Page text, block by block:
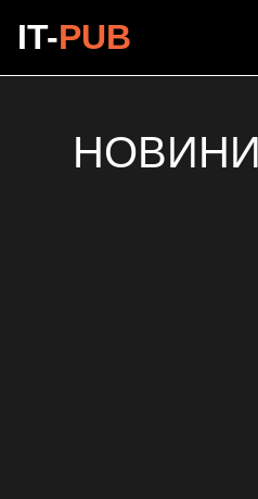
IT-PUB
НОВИНИ